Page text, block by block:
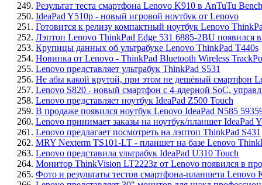
249. Результат теста смартфона Lenovo K910 в AnTuTu
250. IdeaPad Y510p - новый игровой ноутбук от Lenovo
251. Готовится к релизу компактный ноутбук Lenovo
252. Лэптоп Lenovo ThinkPad Edge 531 6885-2BU появился
253. Крупицы данных об ультрабуке Lenovo ThinkPad T440s
254. Новинка от Lenovo - ThinkPad Bluetooth Wireless
255. Lenovo представляет ультрабук ThinkPad S531
256. Не абы какой крутой, при этом не дешёвый смартфон
257. Lenovo S820 - новый смартфон с 4-ядерной SoC,
258. Lenovo представляет ноутбук IdeaPad Z500 Touch
259. В продаже появился ноутбук Lenovo IdeaPad N585
260. Lenovo принимает заказы на ноутбук/планшет IdeaPad
261. Lenovo предлагает посмотреть на лэптоп ThinkPad S431
262. MRY Nexterm TS101-LT - планшет на базе Lenovo
263. Lenovo представила ультрабук IdeaPad U310 Touch
264. Монитор ThinkVision LT2223z от Lenovo появился в
265. Фото и результаты тестов смартфона-планшета Lenovo